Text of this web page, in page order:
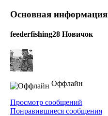
Основная информация
feederfishing28 Новичок
Оффлайн
Просмотр сообщений
Понравившиеся сообщения